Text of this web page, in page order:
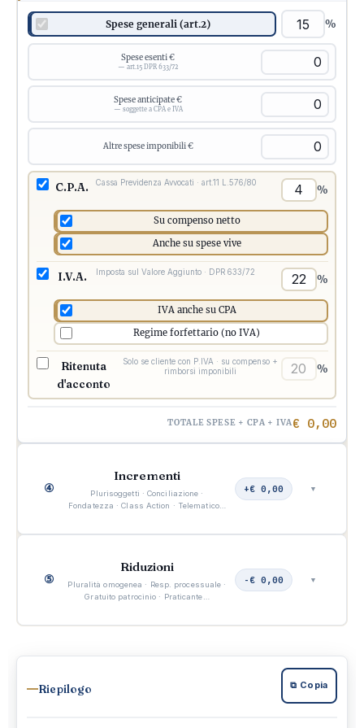
Spese generali (art.2) %
Spese esenti €
— art.15 DPR 633/72
Spese anticipate €
— soggette a CPA e IVA
Altre spese imponibili €
C.P.A. Cassa Previdenza Avvocati · art.11 L.576/80
%
Su compenso netto
Anche su spese vive
I.V.A. Imposta sul Valore Aggiunto · DPR 633/72
%
IVA anche su CPA
Regime forfettario (no IVA)
Ritenuta
d'acconto
Solo se cliente con P.IVA · su compenso +
rimborsi imponibili
%
TOTALE SPESE + CPA + IVA€ 0,00
④
Incrementi
Plurisoggetti · Conciliazione ·
Fondatezza · Class Action · Telematico…
+€ 0,00 ▼
⑤
Riduzioni
Pluralità omogenea · Resp. processuale ·
Gratuito patrocinio · Praticante…
-€ 0,00 ▼
Riepilogo ⧉ Copia